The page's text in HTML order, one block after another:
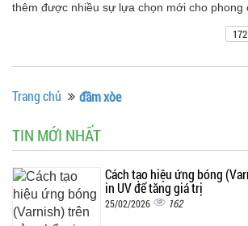
thêm được nhiều sự lựa chọn mới cho phong
Trang chủ đầm xòe
TIN MỚI NHẤT
Cách tạo hiệu ứng bóng
in UV để tăng giá trị
25/02/2026 162